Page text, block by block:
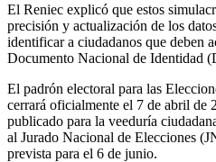
El Reniec explicó que estos
precisión y actualización de los
identificar a ciudadanos que deben
Documento Nacional de Identidad
El padrón electoral para las
cerrará oficialmente el 7 de abril de
publicado para la veeduría
al Jurado Nacional de Elecciones
prevista para el 6 de junio.